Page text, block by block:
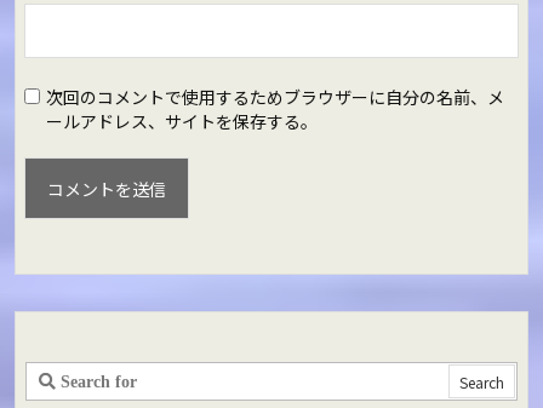
次回のコメントで使用するためブラウザーに自分の名前、メ
ールアドレス、サイトを保存する。